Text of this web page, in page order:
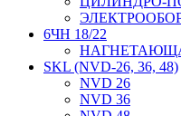
6ЧН 18/22
SKL (NVD-26, 36, 48)
NVD 26
NVD 36